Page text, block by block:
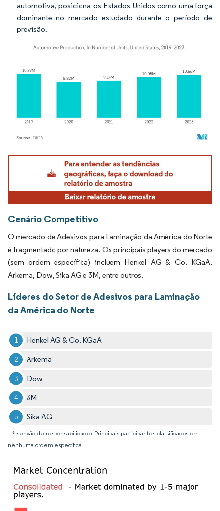
automotiva, posiciona os Estados Unidos como uma força
dominante no mercado estudado durante o período de
previsão.
Imagem © Mordor Intelligence. O reuso requer atribuição conforme CC BY 4.0.
Cenário Competitivo
O mercado de Adesivos para Laminação da América do Norte
é fragmentado por natureza. Os principais players do mercado
(sem ordem específica) incluem Henkel AG & Co. KGaA,
Arkema, Dow, Sika AG e 3M, entre outros.
Líderes do Setor de Adesivos para Laminação
da América do Norte
Henkel AG & Co. KGaA
Arkema
Dow
3M
Sika AG
*Isenção de responsabilidade: Principais participantes classificados em
nenhuma ordem específica